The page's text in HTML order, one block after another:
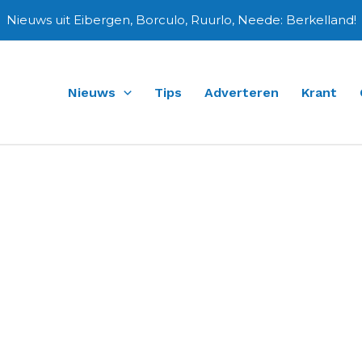
Nieuws uit Eibergen, Borculo, Ruurlo, Neede: Berkelland!
Nieuws Tips Adverteren Krant